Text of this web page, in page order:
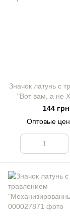
Значок латунь с
"Вот вам, а не
144 грн
Оптовые